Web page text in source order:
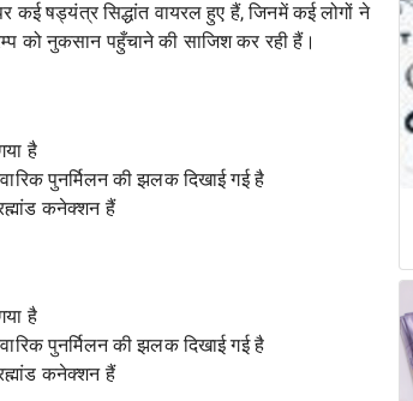
षड्यंत्र सिद्धांत वायरल हुए हैं, जिनमें कई लोगों ने
को नुकसान पहुँचाने की साजिश कर रही हैं।
है
पुनर्मिलन की झलक दिखाई गई है
कनेक्शन हैं
है
पुनर्मिलन की झलक दिखाई गई है
कनेक्शन हैं